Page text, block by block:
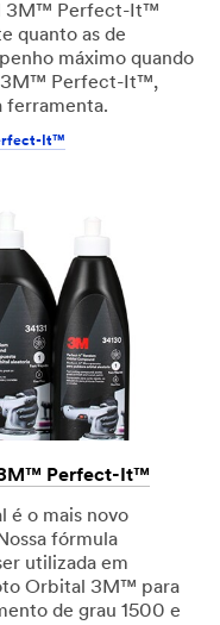
3M™ Perfect-It™
quanto as de
máximo quando
3M™ Perfect-It™,
ferramenta.
It™
3M™ Perfect-It™
é o mais novo
fórmula
utilizada em
Orbital 3M™ para
de grau 1500 e